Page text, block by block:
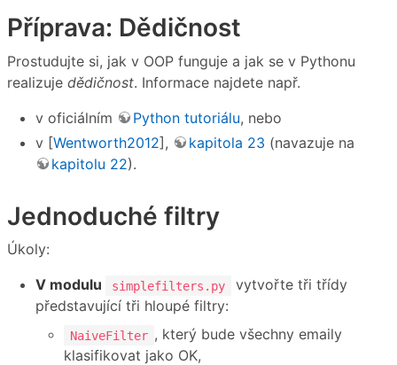
Příprava: Dědičnost
Prostudujte si, jak v OOP funguje a jak se v Pythonu
realizuje dědičnost. Informace najdete např.
v oficiálním
Python tutoriálu, nebo
v [Wentworth2012], kapitola 23 (navazuje na
kapitolu 22).
Jednoduché filtry
Úkoly:
V modulu
simplefilters.py
vytvořte tři třídy
představující tři hloupé filtry:
NaiveFilter , který bude všechny emaily
klasifikovat jako OK,